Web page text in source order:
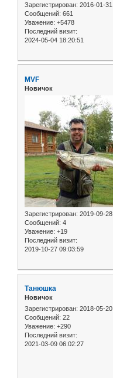
Зарегистрирован: 2016-01-31
Сообщений: 661
Уважение: +5478
Последний визит:
2024-05-04 18:20:51
MVF
Новичок
Зарегистрирован: 2019-09-28
Сообщений: 4
Уважение: +19
Последний визит:
2019-10-27 09:03:59
Танюшка
Новичок
Зарегистрирован: 2018-05-20
Сообщений: 22
Уважение: +290
Последний визит:
2021-03-09 06:02:27